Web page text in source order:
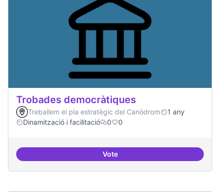
Trobades democràtiques
Treballem el pla estratègic del Canòdrom
1 any
Dinamització i facilitació
0 0
VoteTrobades democràtiques